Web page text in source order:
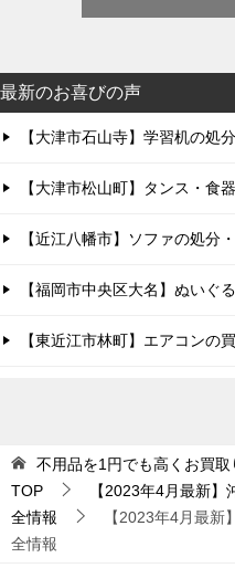
最新のお喜びの声
【大津市石山寺】学習机の処
【大津市松山町】タンス・食
【近江八幡市】ソファの処分
【福岡市中央区大名】ぬいぐ
【東近江市林町】エアコンの
不用品を1円でも高くお買
TOP
【2023年4月最新
全情報
【2023年4月最
全情報